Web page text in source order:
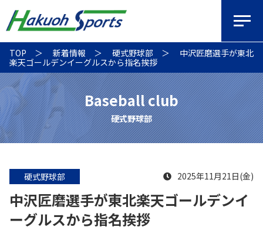
TOP 新着情報 硬式野球部
中沢匠磨選手が東北
楽天ゴールデンイーグルスから指名挨拶
Baseball club
硬式野球部
硬式野球部 2025年11月21日(金)
中沢匠磨選手が東北楽天ゴールデンイ
ーグルスから指名挨拶